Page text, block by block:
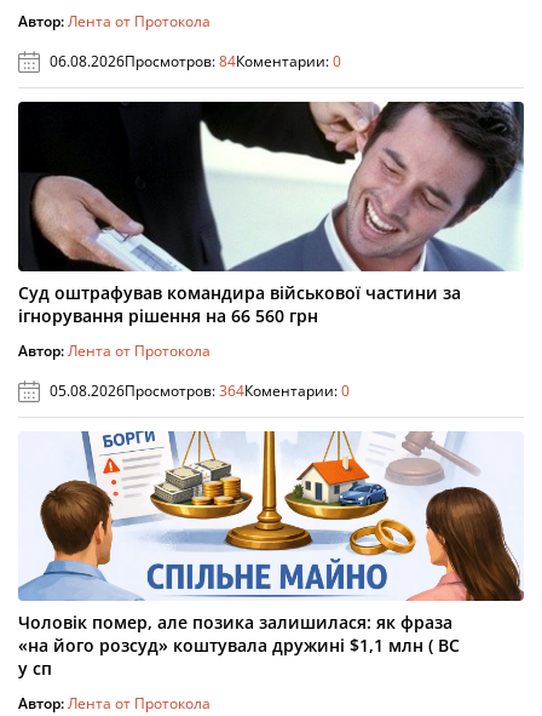
Автор:Лента от Протокола
06.08.2026Просмотров:84Коментарии:0
Суд оштрафував командира військової частини за
ігнорування рішення на 66 560 грн
Автор:Лента от Протокола
05.08.2026Просмотров:364Коментарии:0
Чоловік помер, але позика залишилася: як фраза
«на його розсуд» коштувала дружині $1,1 млн ( ВС
у сп
Автор:Лента от Протокола